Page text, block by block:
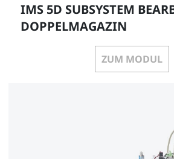
IMS 5D SUBSYSTEM
DOPPELMAGAZIN
ZUM MODUL